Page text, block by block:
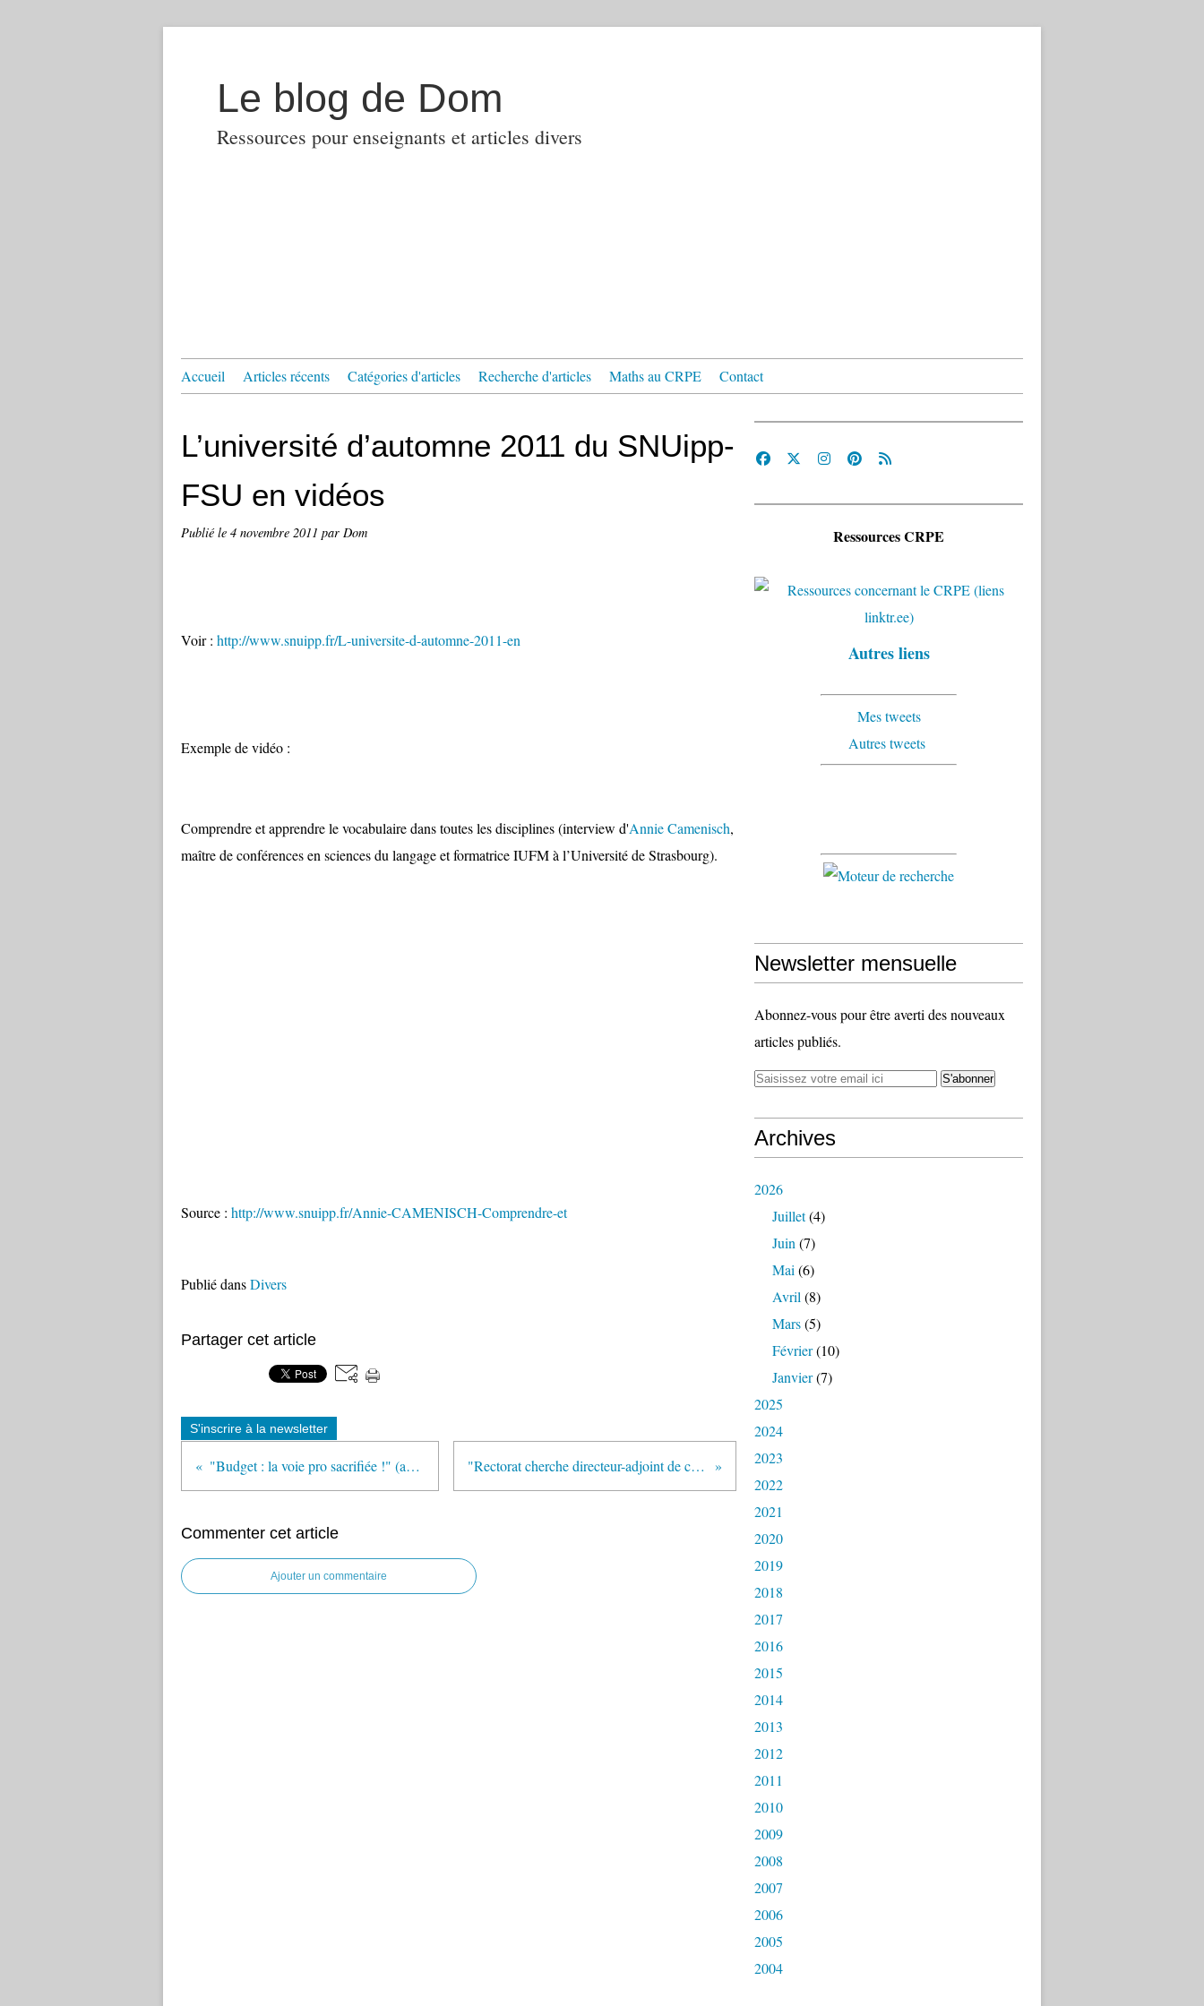
Le blog de Dom
Ressources pour enseignants et articles divers
Accueil Articles récents Catégories d'articles Recherche d'articles Maths au CRPE Contact
L’université d’automne 2011 du SNUipp-
FSU en vidéos
Publié le 4 novembre 2011 par Dom
Voir : http://www.snuipp.fr/L-universite-d-automne-2011-en
Exemple de vidéo :
Comprendre et apprendre le vocabulaire dans toutes les disciplines (interview d'Annie Camenisch,
maître de conférences en sciences du langage et formatrice IUFM à l’Université de Strasbourg).
Source : http://www.snuipp.fr/Annie-CAMENISCH-Comprendre-et
Publié dansDivers
Partager cet article
S'inscrire à la newsletter
"Budget : la voie pro sacrifiée !" (article publié sur le site du SE-UNSA le 4 novembre 2011) "Rectorat cherche directeur-adjoint de collège pour quartier en voie de ghettoïsation..." (libetoulouse.fr)
Commenter cet article
Ajouter un commentaire
Ressources CRPE
Autres liens
Mes tweets
Autres tweets
Newsletter mensuelle
Abonnez-vous pour être averti des nouveaux
articles publiés.
Archives
2026
Juillet(4)
Juin (7)
Mai (6)
Avril (8)
Mars(5)
Février(10)
Janvier(7)
2025
2024
2023
2022
2021
2020
2019
2018
2017
2016
2015
2014
2013
2012
2011
2010
2009
2008
2007
2006
2005
2004